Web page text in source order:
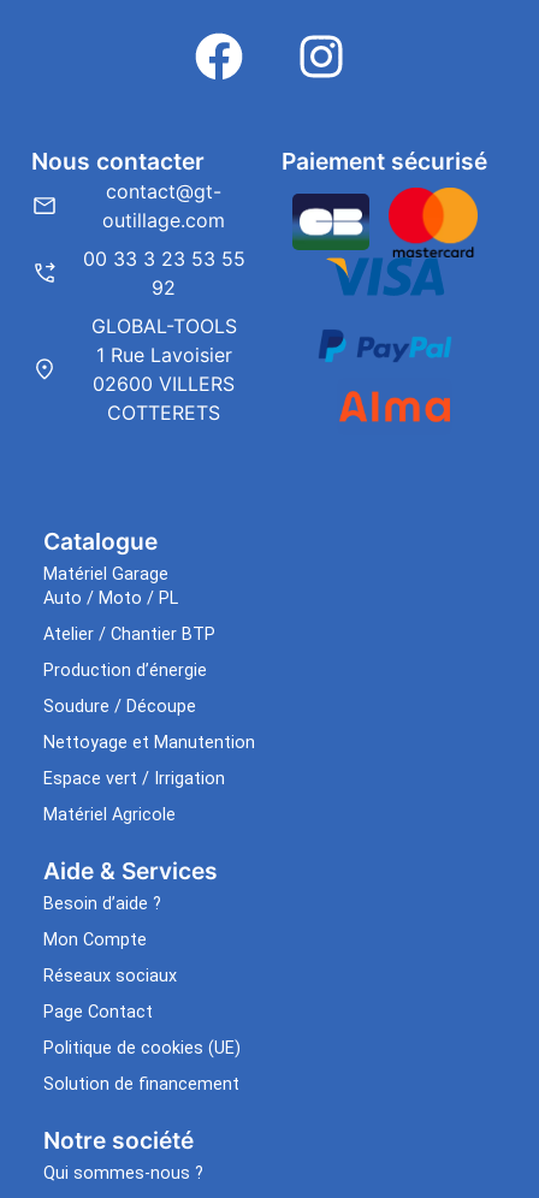
Catalogue
Matériel Garage
Auto / Moto / PL
Atelier / Chantier BTP
Production d’énergie
Soudure / Découpe
Nettoyage et Manutention
Espace vert / Irrigation
Matériel Agricole
Aide & Services​
Besoin d’aide ?
Mon Compte
Réseaux sociaux
Page Contact
Politique de cookies (UE)
Solution de financement
Notre société
Qui sommes-nous ?
Paiement sécurisé
Nous contacter
contact@gt-
outillage.com
00 33 3 23 53 55
92
GLOBAL-TOOLS
1 Rue Lavoisier
02600 VILLERS
COTTERETS